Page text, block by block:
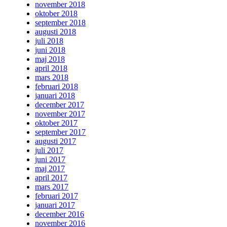
november 2018
oktober 2018
september 2018
augusti 2018
juli 2018
juni 2018
maj 2018
april 2018
mars 2018
februari 2018
januari 2018
december 2017
november 2017
oktober 2017
september 2017
augusti 2017
juli 2017
juni 2017
maj 2017
april 2017
mars 2017
februari 2017
januari 2017
december 2016
november 2016